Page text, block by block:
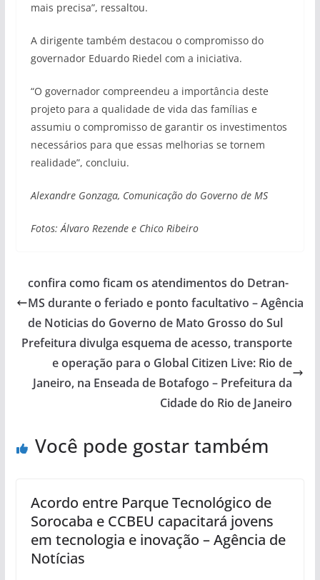
mais precisa”, ressaltou.
A dirigente também destacou o compromisso do
governador Eduardo Riedel com a iniciativa.
“O governador compreendeu a importância deste
projeto para a qualidade de vida das famílias e
assumiu o compromisso de garantir os investimentos
necessários para que essas melhorias se tornem
realidade”, concluiu.
Alexandre Gonzaga, Comunicação do Governo de MS
Fotos: Álvaro Rezende e Chico Ribeiro
confira como ficam os atendimentos do Detran-
MS durante o feriado e ponto facultativo – Agência
de Noticias do Governo de Mato Grosso do Sul
Prefeitura divulga esquema de acesso, transporte
e operação para o Global Citizen Live: Rio de
Janeiro, na Enseada de Botafogo – Prefeitura da
Cidade do Rio de Janeiro
Você pode gostar também
Acordo entre Parque Tecnológico de
Sorocaba e CCBEU capacitará jovens
em tecnologia e inovação – Agência de
Notícias